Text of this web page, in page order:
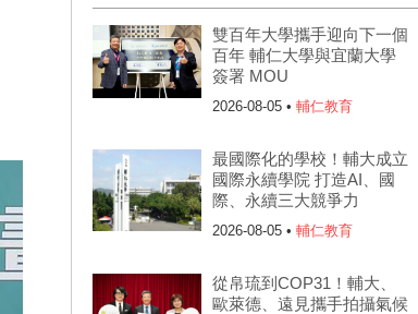
雙百年大學攜手迎向下一個
百年 輔仁大學與宜蘭大學
簽署 MOU
2026-08-05 • 輔仁教育
最國際化的學校！輔大成立
國際永續學院 打造AI、國
際、永續三大競爭力
2026-08-05 • 輔仁教育
從帛琉到COP31！輔大、
歐萊德、遠見攜手拍攝氣候